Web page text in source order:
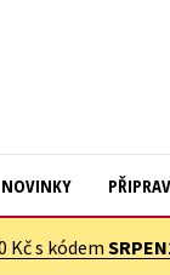
Cestování
NOVINKY
Kč s kódem